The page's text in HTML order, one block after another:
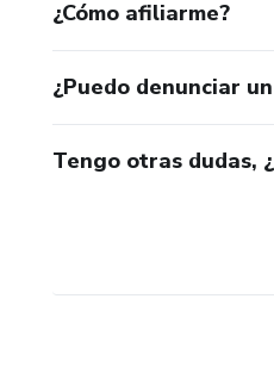
¿Cómo afiliarme?
¿Puedo denunciar
Tengo otras dudas,